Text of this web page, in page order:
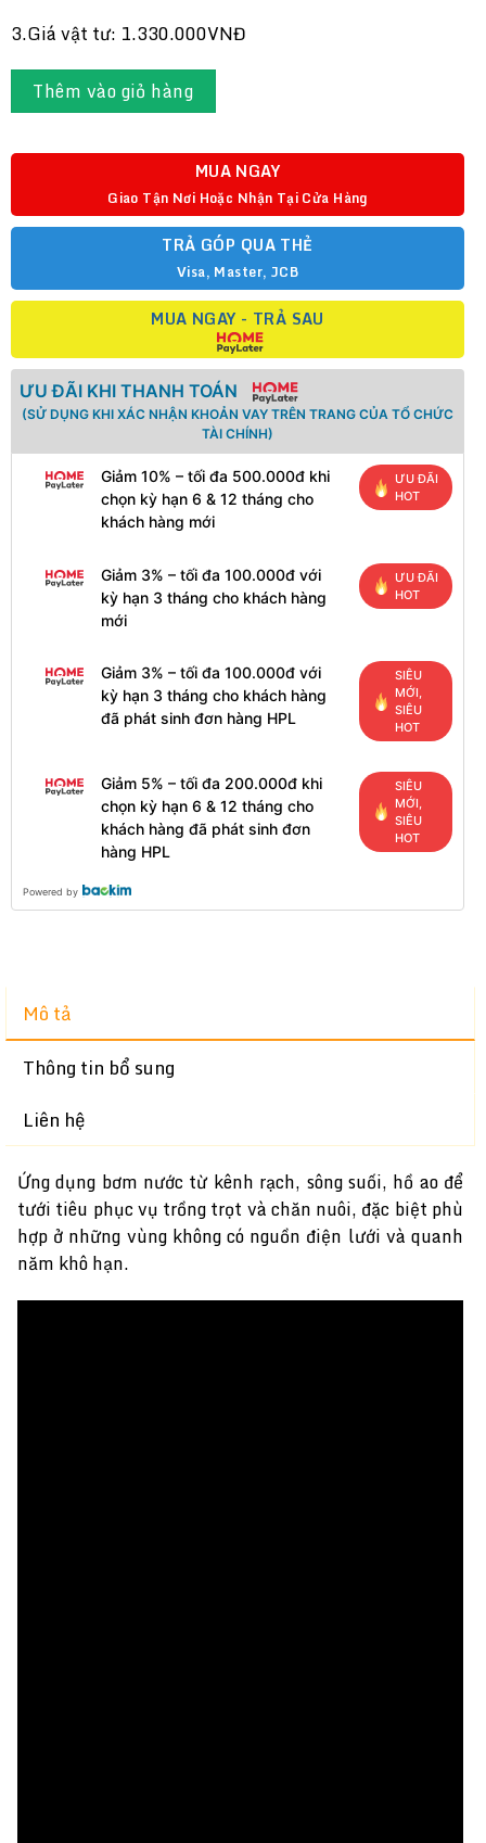
3.Giá vật tư: 1.330.000VNĐ
Thêm vào giỏ hàng
MUA NGAY
Giao Tận Nơi Hoặc Nhận Tại Cửa Hàng
TRẢ GÓP QUA THẺ
Visa, Master, JCB
MUA NGAY - TRẢ SAU
ƯU ĐÃI KHI THANH TOÁN
(SỬ DỤNG KHI XÁC NHẬN KHOẢN VAY TRÊN TRANG CỦA TỔ CHỨC
TÀI CHÍNH)
Giảm 10% – tối đa 500.000đ khi
chọn kỳ hạn 6 & 12 tháng cho
khách hàng mới
ƯU ĐÃI
HOT
Giảm 3% – tối đa 100.000đ với
kỳ hạn 3 tháng cho khách hàng
mới
ƯU ĐÃI
HOT
Giảm 3% – tối đa 100.000đ với
kỳ hạn 3 tháng cho khách hàng
đã phát sinh đơn hàng HPL
SIÊU
MỚI,
SIÊU
HOT
Giảm 5% – tối đa 200.000đ khi
chọn kỳ hạn 6 & 12 tháng cho
khách hàng đã phát sinh đơn
hàng HPL
SIÊU
MỚI,
SIÊU
HOT
Powered by
Mô tả
Thông tin bổ sung
Liên hệ
Ứng dụng bơm nước từ kênh rạch, sông suối, hồ ao để
tưới tiêu phục vụ trồng trọt và chăn nuôi, đặc biệt phù
hợp ở những vùng không có nguồn điện lưới và quanh
năm khô hạn.